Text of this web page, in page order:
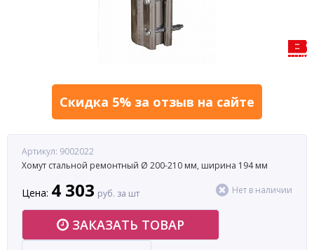
Скидка 5% за отзыв на сайте
Артикул: 9002022
Хомут стальной ремонтный Ø 200-210 мм, ширина 194 мм
Цена: 4 303 руб. за шт Нет в наличии
ЗАКАЗАТЬ ТОВАР